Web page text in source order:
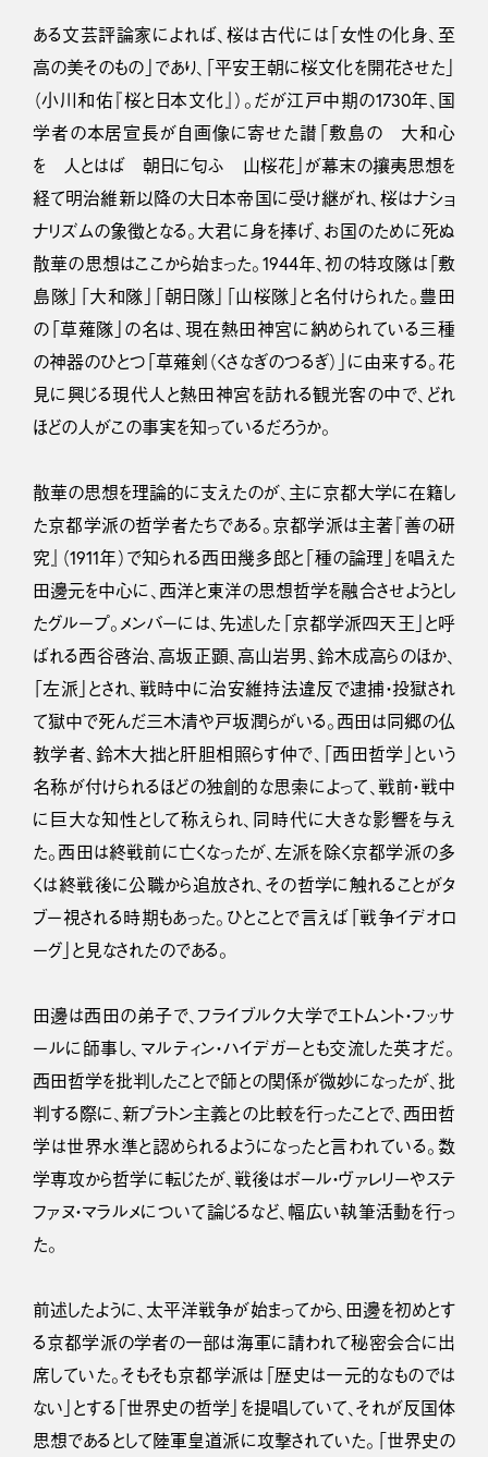
ある文芸評論家によれば、桜は古代には「女性の化身、至
高の美そのもの」であり、「平安王朝に桜文化を開花させた」
（小川和佑『桜と日本文化』）。だが江戸中期の1730年、国
学者の本居宣長が自画像に寄せた讃「敷島の 大和心
を 人とはば 朝日に匂ふ 山桜花」が幕末の攘夷思想を
経て明治維新以降の大日本帝国に受け継がれ、桜はナショ
ナリズムの象徴となる。大君に身を捧げ、お国のために死ぬ
散華の思想はここから始まった。1944年、初の特攻隊は「敷
島隊」「大和隊」「朝日隊」「山桜隊」と名付けられた。豊田
の「草薙隊」の名は、現在熱田神宮に納められている三種
の神器のひとつ「草薙剣（くさなぎのつるぎ）」に由来する。花
見に興じる現代人と熱田神宮を訪れる観光客の中で、どれ
ほどの人がこの事実を知っているだろうか。
散華の思想を理論的に支えたのが、主に京都大学に在籍し
た京都学派の哲学者たちである。京都学派は主著『善の研
究』（1911年）で知られる西田幾多郎と「種の論理」を唱えた
田邊元を中心に、西洋と東洋の思想哲学を融合させようとし
たグループ。メンバーには、先述した「京都学派四天王」と呼
ばれる西谷啓治、高坂正顕、高山岩男、鈴木成高らのほか、
「左派」とされ、戦時中に治安維持法違反で逮捕・投獄され
て獄中で死んだ三木清や戸坂潤らがいる。西田は同郷の仏
教学者、鈴木大拙と肝胆相照らす仲で、「西田哲学」という
名称が付けられるほどの独創的な思索によって、戦前・戦中
に巨大な知性として称えられ、同時代に大きな影響を与え
た。西田は終戦前に亡くなったが、左派を除く京都学派の多
くは終戦後に公職から追放され、その哲学に触れることがタ
ブー視される時期もあった。ひとことで言えば「戦争イデオロ
ーグ」と見なされたのである。
田邊は西田の弟子で、フライブルク大学でエトムント・フッサ
ールに師事し、マルティン・ハイデガーとも交流した英才だ。
西田哲学を批判したことで師との関係が微妙になったが、批
判する際に、新プラトン主義との比較を行ったことで、西田哲
学は世界水準と認められるようになったと言われている。数
学専攻から哲学に転じたが、戦後はポール・ヴァレリーやステ
ファヌ・マラルメについて論じるなど、幅広い執筆活動を行っ
た。
前述したように、太平洋戦争が始まってから、田邊を初めとす
る京都学派の学者の一部は海軍に請われて秘密会合に出
席していた。そもそも京都学派は「歴史は一元的なものでは
ない」とする「世界史の哲学」を提唱していて、それが反国体
思想であるとして陸軍皇道派に攻撃されていた。「世界史の